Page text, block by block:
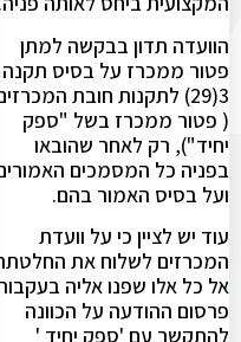
הוועדה תדון בבקשה למתן
פטור ממכרז על בסיס תקנה
3(29) לתקנות חובת המכרזים
( פטור ממכרז בשל "ספק
יחיד"), רק לאחר שהובאו
בפניה כל המסמכים האמורים
ועל בסיס האמור בהם.
עוד יש לציין כי על וועדת
המכרזים לשלוח את החלטתה
אל כל אלו שפנו אליה בעקבות
פרסום ההודעה על הכוונה
להתקשר עם 'ספק יחיד '